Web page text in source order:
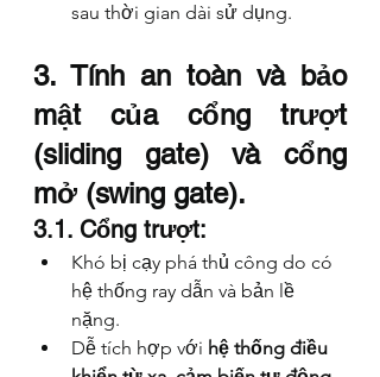
sau thời gian dài sử dụng.
3. Tính an toàn và bảo
mật của cổng trượt
(sliding gate) và cổng
mở (swing gate).
3.1. Cổng trượt:
Khó bị cạy phá thủ công do có
hệ thống ray dẫn và bản lề
nặng.
Dễ tích hợp với hệ thống điều